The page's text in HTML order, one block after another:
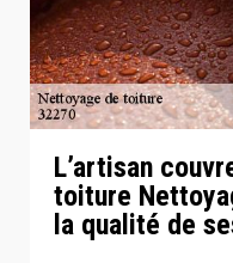
L’artisan
toiture
la qualité de